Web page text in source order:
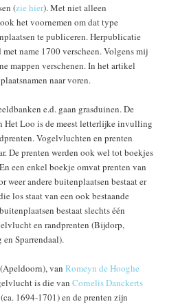
(zie hier). Met niet alleen
het voornemen om dat type
te publiceren. Herpublicatie
name 1700 verscheen. Volgens mij
mappen verschenen. In het artikel
naar voren.
e.d. gaan grasduinen. De
Het Loo is de meest letterlijke invulling
Vogelvluchten en prenten
De prenten werden ook wel tot boekjes
een enkel boekje omvat prenten van
weer andere buitenplaatsen bestaat er
los staat van een ook bestaande
bestaat slechts één
en randprenten (Bijdorp,
Sparrendaal).
vanRomeyn de Hooghe
is die vanCornelis Danckerts
(ca. 1694-1701) en de prenten zijn